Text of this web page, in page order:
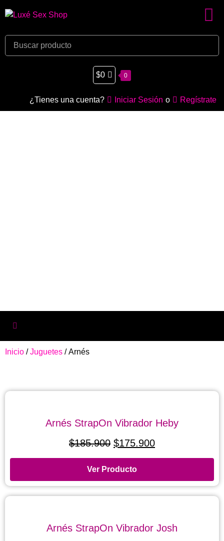
$0 0
¿Tienes una cuenta? Iniciar Sesión o Regístrate
Inicio /Juguetes / Arnés
Arnés StrapOn Vibrador Heby
$185.900 $175.900
Ver Producto
Arnés StrapOn Vibrador Josh